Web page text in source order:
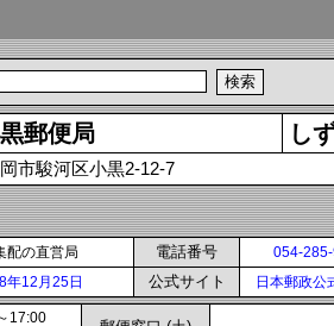
郵便局 し
市駿河区小黒2-12-7
配の直営局 電話番号 054-
年12月25日 公式サイト 日本郵政公
17:00